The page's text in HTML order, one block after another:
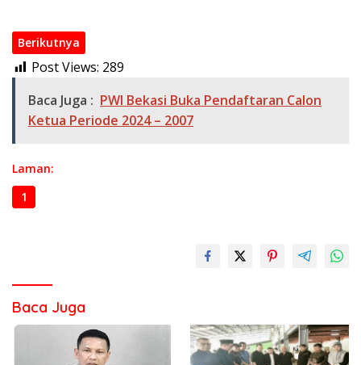
Berikutnya
Post Views: 289
Baca Juga : PWI Bekasi Buka Pendaftaran Calon
Ketua Periode 2024 – 2007
Laman:
1
Baca Juga